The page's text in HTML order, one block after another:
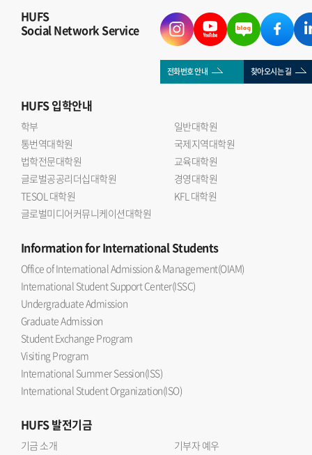
HUFS
Social Network Service
전화번호 안내 찾아오시는 길
HUFS입학안내
학부
일반대학원
통번역대학원
국제지역대학원
법학전문대학원
교육대학원
글로벌공공리더십대학원
경영대학원
TESOL 대학원
KFL 대학원
글로벌미디어커뮤니케이션대학원
Informationfor International Students
Office of International Admission & Management(OIAM)
International Student Support Center(ISSC)
Undergraduate Admission
Graduate Admission
Student Exchange Program
Visiting Program
International Summer Session(ISS)
International Student Organization(ISO)
HUFS발전기금
기금 소개
기부자 예우